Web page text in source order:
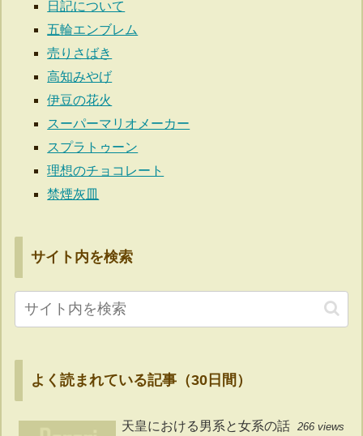
日記について
五輪エンブレム
売りさばき
高知みやげ
伊豆の花火
スーパーマリオメーカー
スプラトゥーン
理想のチョコレート
禁煙灰皿
サイト内を検索
よく読まれている記事（30日間）
天皇における男系と女系の話 266 views